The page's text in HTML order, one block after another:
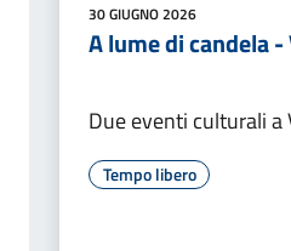
30 GIUGNO 2026
A lume di candela
Due eventi culturali a
Tempo libero